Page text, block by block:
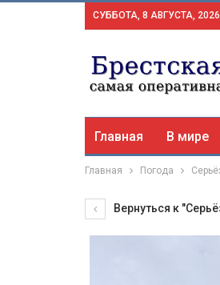
СУББОТА, 8 АВГУСТА, 2026
Главная В мире
Главная Погода
Вернуться к